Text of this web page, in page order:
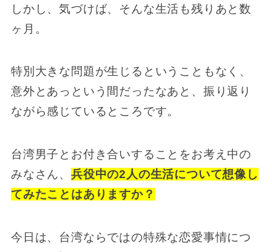
しかし、気づけば、そんな生活も残りあと数
ヶ月。
特別大きな問題が生じるということもなく、
意外とあっという間だったなあと、振り返り
ながら感じているところです。
台湾男子とお付き合いすることをお考え中の
みなさん、 兵役中の2人の生活について想像し
てみたことはありますか？
今日は、台湾ならではの特殊な恋愛事情につ